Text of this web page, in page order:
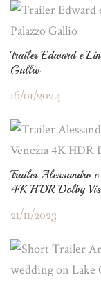
Trailer Edward e
Gallio
16/01/2024
Trailer Alessandro
4K HDR Dolby
21/11/2023